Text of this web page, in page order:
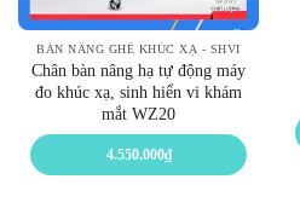
BÀN NÂNG GHẾ KHÚC XẠ - SHVI
Chân bàn nâng hạ tự động máy
đo khúc xạ, sinh hiển vi khám
mắt WZ20
4.550.000₫